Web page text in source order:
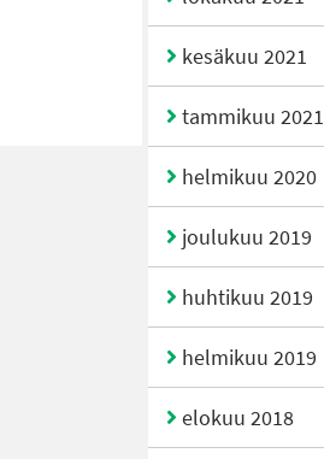
kesäkuu 2021
tammikuu 2021
helmikuu 2020
joulukuu 2019
huhtikuu 2019
helmikuu 2019
elokuu 2018